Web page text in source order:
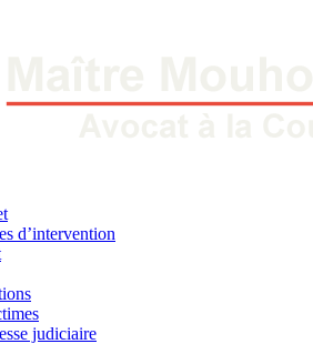
d’intervention
judiciaire